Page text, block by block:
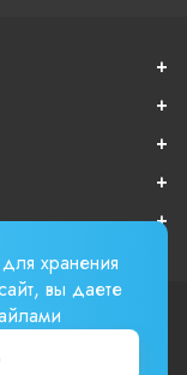
хранения
вы даете